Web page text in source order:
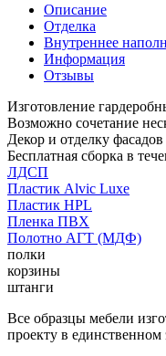
Описание
Отделка
Внутреннее
Информация
Отзывы
Изготовление
Возможно сочетание
Декор и отделку
Бесплатная сборка в
ЛДСП
Пластик Alvic Luxe
Пластик HPL
Пленка ПВХ
Полотно АГТ (МДФ)
полки
корзины
штанги
Все образцы мебели
проекту в единственном